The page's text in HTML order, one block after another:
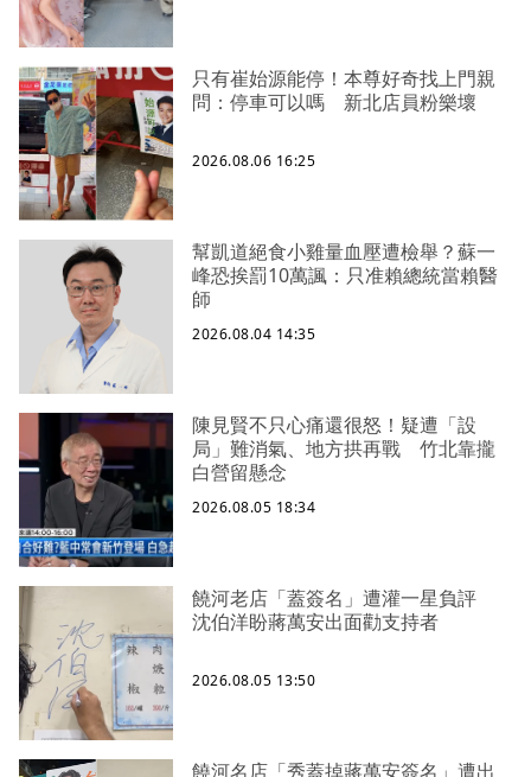
只有崔始源能停！本尊好奇找上門親
問：停車可以嗎 新北店員粉樂壞
2026.08.06 16:25
幫凱道絕食小雞量血壓遭檢舉？蘇一
峰恐挨罰10萬諷：只准賴總統當賴醫
師
2026.08.04 14:35
陳見賢不只心痛還很怒！疑遭「設
局」難消氣、地方拱再戰 竹北靠攏
白營留懸念
2026.08.05 18:34
饒河老店「蓋簽名」遭灌一星負評
沈伯洋盼蔣萬安出面勸支持者
2026.08.05 13:50
饒河名店「秀蓋掉蔣萬安簽名」遭出